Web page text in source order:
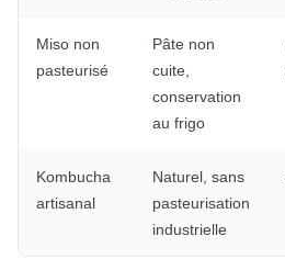
Miso non
pasteurisé
Pâte non
cuite,
conservation
au frigo
Kombucha
artisanal
Naturel, sans
pasteurisation
industrielle